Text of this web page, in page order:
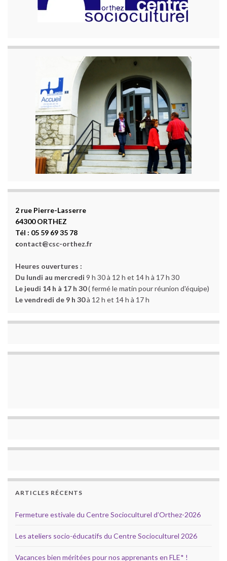
2 rue Pierre-Lasserre
64300 ORTHEZ
Tél : 05 59 69 35 78
contact@csc-orthez.fr
Heures ouvertures :
Du lundi au mercredi 9 h 30 à 12 h et 14 h à 17 h 30
Le jeudi 14 h à 17 h 30( fermé le matin pour réunion d'équipe)
Le vendredi de 9 h 30à 12 h et 14 h à 17 h
ARTICLES RÉCENTS
Fermeture estivale du Centre Socioculturel d’Orthez-2026
Les ateliers socio-éducatifs du Centre Socioculturel 2026
Vacances bien méritées pour nos apprenants en FLE* !